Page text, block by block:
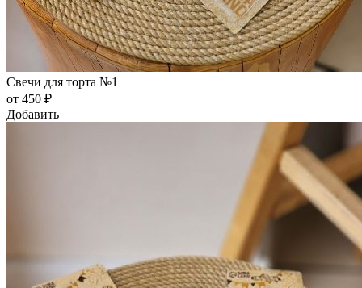
Свечи для торта №1
от 450 ₽
Добавить